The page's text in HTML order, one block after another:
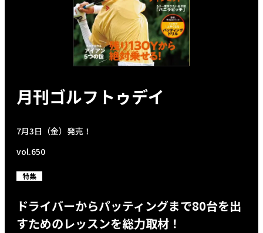
月刊ゴルフトゥデイ
7月3日（金）発売！
vol.650
特集
ドライバーからパッティングまで80台を出
すためのレッスンを総力取材！